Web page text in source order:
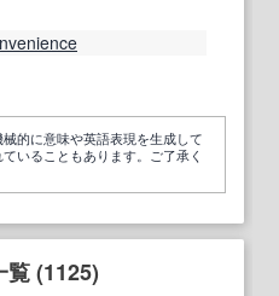
的に意味や英語表現を生成して
いることもあります。ご了承く
覧 (1125)